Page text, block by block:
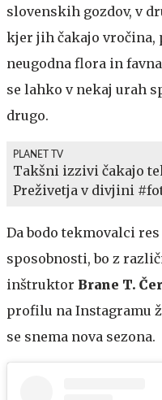
slovenskih gozdov, v
kjer jih čakajo vročina,
neugodna flora in
se lahko v nekaj urah
drugo.
PLANET TV
Takšni izzivi čakajo
Preživetja v divjini
Da bodo tekmovalci
sposobnosti, bo z
inštruktor Brane T.
profilu na Instagramu
se snema nova sezona.